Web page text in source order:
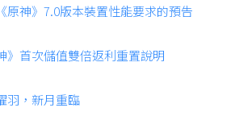
原神》7.0版本裝置性能要求的預告
》首次儲值雙倍返利重置說明
羽，新月重臨